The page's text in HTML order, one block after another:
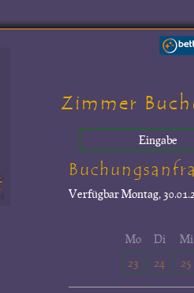
Zimmer
Eingabe
VerfügbarMontag,
Mo
23
Di
24
Mi
25